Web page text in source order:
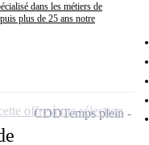
dans les métiers de
plus de 25 ans notre
CDDTemps plein
offre à ma sélection